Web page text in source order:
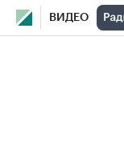
ВИДЕО